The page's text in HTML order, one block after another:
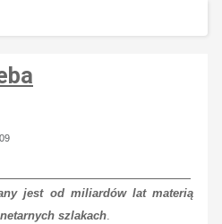
jest od miliardów lat materią
szlakach.